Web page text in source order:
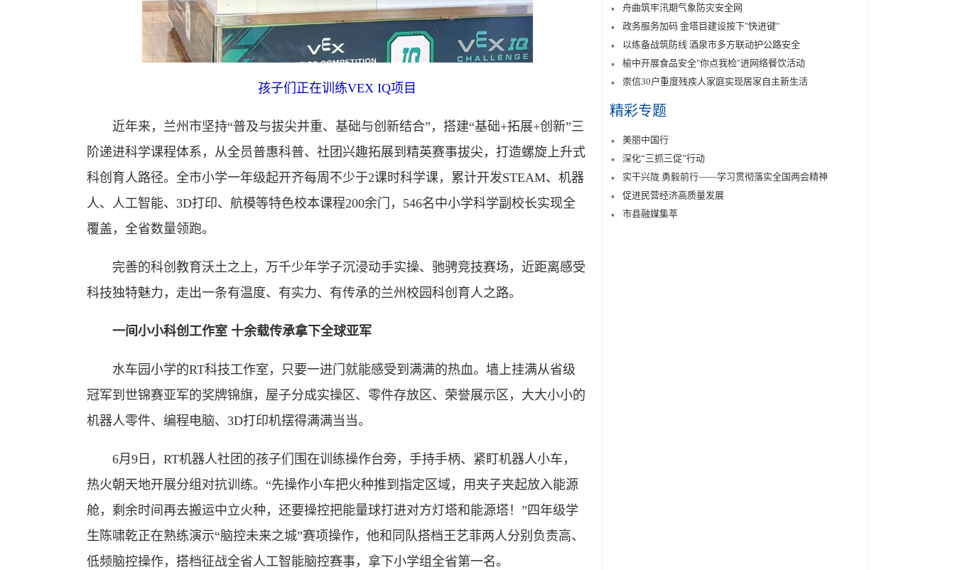
孩子们正在训练VEX IQ项目
近年来，兰州市坚持“普及与拔尖并重、基础与创新结合”，搭建“基础+拓展+创新”三
阶递进科学课程体系，从全员普惠科普、社团兴趣拓展到精英赛事拔尖，打造螺旋上升式
科创育人路径。全市小学一年级起开齐每周不少于2课时科学课，累计开发STEAM、机器
人、人工智能、3D打印、航模等特色校本课程200余门，546名中小学科学副校长实现全
覆盖，全省数量领跑。
完善的科创教育沃土之上，万千少年学子沉浸动手实操、驰骋竞技赛场，近距离感受
科技独特魅力，走出一条有温度、有实力、有传承的兰州校园科创育人之路。
一间小小科创工作室 十余载传承拿下全球亚军
水车园小学的RT科技工作室，只要一进门就能感受到满满的热血。墙上挂满从省级
冠军到世锦赛亚军的奖牌锦旗，屋子分成实操区、零件存放区、荣誉展示区，大大小小的
机器人零件、编程电脑、3D打印机摆得满满当当。
6月9日，RT机器人社团的孩子们围在训练操作台旁，手持手柄、紧盯机器人小车，
热火朝天地开展分组对抗训练。“先操作小车把火种推到指定区域，用夹子夹起放入能源
舱，剩余时间再去搬运中立火种，还要操控把能量球打进对方灯塔和能源塔！”四年级学
生陈啸乾正在熟练演示“脑控未来之城”赛项操作，他和同队搭档王艺菲两人分别负责高、
低频脑控操作，搭档征战全省人工智能脑控赛事，拿下小学组全省第一名。
舟曲筑牢汛期气象防灾安全网
政务服务加码 金塔目建设按下"快进键"
以练备战筑防线 酒泉市多方联动护公路安全
榆中开展食品安全"你点我检"进网络餐饮活动
崇信30户重度残疾人家庭实现居家自主新生活
精彩专题
美丽中国行
深化“三抓三促”行动
实干兴陇 勇毅前行——学习贯彻落实全国两会精神
促进民营经济高质量发展
市县融媒集萃